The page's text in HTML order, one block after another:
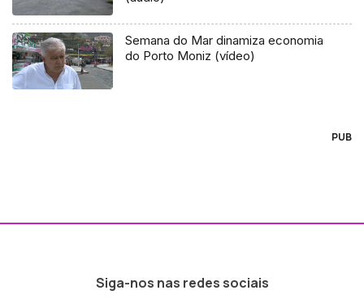
Semana do Mar dinamiza economia
do Porto Moniz (vídeo)
PUB
Siga-nos nas redes sociais